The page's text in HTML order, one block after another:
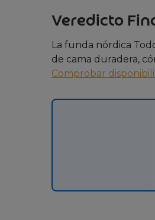
Veredicto
La funda nórdica
de cama duradera,
Comprobar